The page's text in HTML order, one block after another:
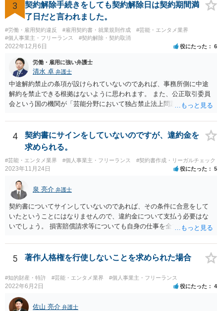
応じないという姿勢をとることができるため、スタッフの方の負担軽
減を図れると思います。 大変な状況かと思いますが、ご参考になりま
3
契約解除手続きをしても契約解除日は契約期間満
了日だと言われました。
#労働・雇用契約違反 #雇用契約書・就業規則作成
#芸能・エンタメ業界
#個人事業主・フリーランス
#契約解除・契約取消
2022年12月6日 役にたった 6
労働・雇用に強い弁護士
清水 卓 弁護士
中途解約禁止の条項が設けられていないのであれば、事務所側に中途
解約を禁止できる根拠はないように思われます。 また、公正取引委員
会という国の機関が「芸能分野において独占禁止法上問題となり得る
活動を⾏えない旨の義務を課し，⼜は移籍・独⽴した場合には芸能活
動を妨害する旨⽰唆して，移籍・独⽴を諦めさせること（優越的地位
の濫⽤等）を例示しています。 ライバー事務所にも同様のことが言え
る可能性があり、あなたのケースでも、独占禁止法上問題となり得ま
す。 ただし、「※これら⾏為が実際に独占禁⽌法違反となるかどうか
は，具体的態様に照らして個別に判断されることとなる。例えば，優
越的地位の濫⽤に関して，不当に不利益を与えるか否かは，課される
義務等の内容や期間が⽬的に照らして過⼤であるか，与える不利益の
程度，代償措置の有無やその⽔準，あらかじめ⼗分な協議が⾏われた
か等を考慮の上，個別具体的に判断される」という指摘もなされてい
るので、ご事案に応じ、挙げられている事情を具体的に検討して行く
必要があります。 なお、退所等で事務所側と揉めるようであれば、弁
護士に直接相談・依頼し、事務所側と交渉にあたってもらう方法もあ
るかと思います。 （参考）「⼈材分野における公正取引委員会の取
組」（令和元年９月２５日 公正取引委員会）６頁 https://www.jftc.g
4
契約書にサインをしていないのですが、違約金を
求められる。
#芸能・エンタメ業界 #個人事業主・フリーランス #契約書作成・リーガルチェック
2023年11月24日 役にたった 5
泉 亮介 弁護士
契約書についてサインしていないのであれば、その条件に合意をして
いたということにはなりませんので、違約金について支払う必要はな
いでしょう。 損害賠償請求等についても自身の仕事を全て処理してか
5 著作人格権を行使しないことを求められた場合
#知的財産・特許 #芸能・エンタメ業界 #個人事業主・フリーランス
2022年6月2日 役にたった 4
佐山 亮介 弁護士